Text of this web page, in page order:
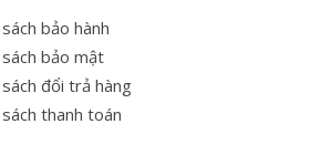
bảo hành
sách bảo mật
sách đổi trả hàng
sách thanh toán